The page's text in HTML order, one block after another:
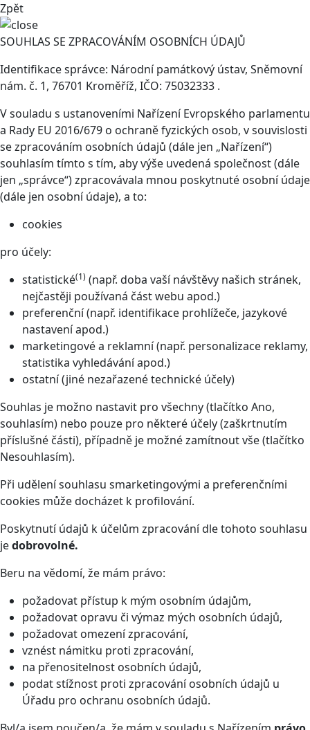
Zpět
SOUHLAS SE ZPRACOVÁNÍM OSOBNÍCH ÚDAJŮ
Identifikace správce: Národní památkový ústav, Sněmovní
nám. č. 1, 76701 Kroměříž, IČO: 75032333 .
V souladu s ustanoveními Nařízení Evropského parlamentu
a Rady EU 2016/679 o ochraně fyzických osob, v souvislosti
se zpracováním osobních údajů (dále jen „Nařízení“)
souhlasím tímto s tím, aby výše uvedená společnost (dále
jen „správce“) zpracovávala mnou poskytnuté osobní údaje
(dále jen osobní údaje), a to:
cookies
pro účely:
statistické(1) (např. doba vaší návštěvy našich stránek,
nejčastěji používaná část webu apod.)
preferenční (např. identifikace prohlížeče, jazykové
nastavení apod.)
marketingové a reklamní (např. personalizace reklamy,
statistika vyhledávání apod.)
ostatní (jiné nezařazené technické účely)
Souhlas je možno nastavit pro všechny (tlačítko Ano,
souhlasím) nebo pouze pro některé účely (zaškrtnutím
příslušné části), případně je možné zamítnout vše (tlačítko
Nesouhlasím).
Při udělení souhlasu smarketingovými a preferenčními
cookies může docházet k profilování.
Poskytnutí údajů k účelům zpracování dle tohoto souhlasu
jedobrovolné.
Beru na vědomí, že mám právo:
požadovat přístup k mým osobním údajům,
požadovat opravu či výmaz mých osobních údajů,
požadovat omezení zpracování,
vznést námitku proti zpracování,
na přenositelnost osobních údajů,
podat stížnost proti zpracování osobních údajů u
Úřadu pro ochranu osobních údajů.